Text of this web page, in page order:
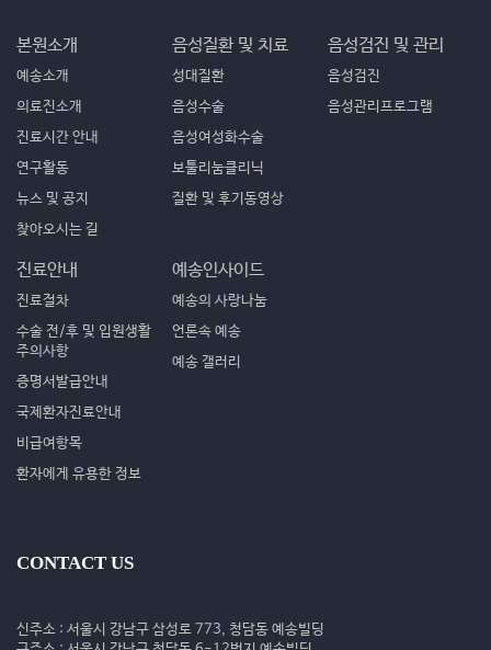
본원소개
예송소개
의료진소개
진료시간 안내
연구활동
뉴스 및 공지
찾아오시는 길
음성질환 및 치료
성대질환
음성수술
음성여성화수술
보툴리눔클리닉
질환 및 후기동영상
음성검진 및 관리
음성검진
음성관리프로그램
진료안내
진료절차
수술 전/후 및 입원생활
주의사항
증명서발급안내
국제환자진료안내
비급여항목
환자에게 유용한 정보
예송인사이드
예송의 사랑나눔
언론속 예송
예송 갤러리
CONTACT US
신주소 : 서울시 강남구 삼성로 773, 청담동 예송빌딩